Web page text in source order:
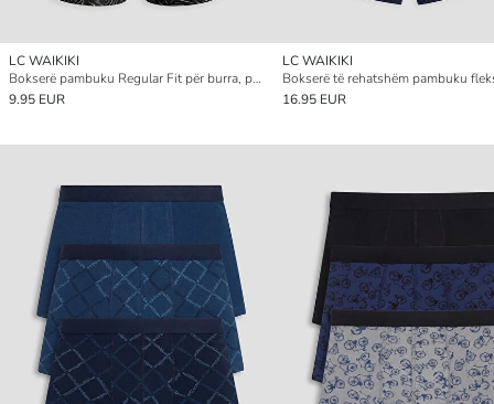
LC WAIKIKI
Bokserë pambuku Regular Fit për burra, paketim 3 copë
9.95 EUR
LC WAIKIKI
16.95 EUR